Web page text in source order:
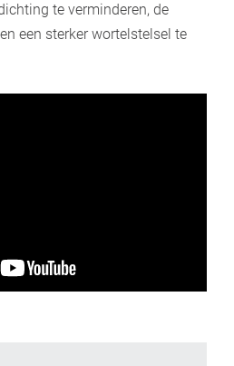
te verminderen, de
een sterker wortelstelsel te